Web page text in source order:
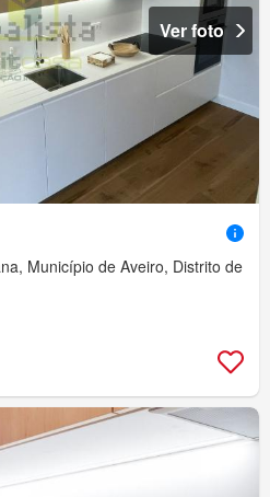
Ver foto
Município de Aveiro, Distrito de